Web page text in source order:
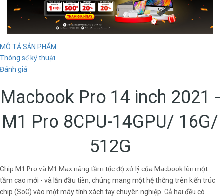
MÔ TẢ SẢN PHẨM
Thông số kỹ thuật
Đánh giá
Macbook Pro 14 inch 2021 -
M1 Pro 8CPU-14GPU/ 16G/
512G
Chip M1 Pro và M1 Max nâng tầm tốc độ xử lý của Macbook lên một
tầm cao mới - và lần đầu tiên, chúng mang một hệ thống trên kiến trúc
chip (SoC) vào một máy tính xách tay chuyên nghiệp. Cả hai đều có